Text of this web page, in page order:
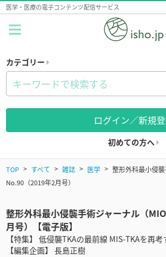
医学・医療の電子コンテンツ配信サービス
カテゴリー
ログイン／新規
初めての方へ
TOP すべて 雑誌 医学
整形外科最小侵襲
No.90（2019年2月号）
整形外科最小侵襲手術ジャーナル（
月号）【電子版】
【特集】 低侵襲TKAの最前線 MIS-TKAを再考
【編集企画】 長島正樹